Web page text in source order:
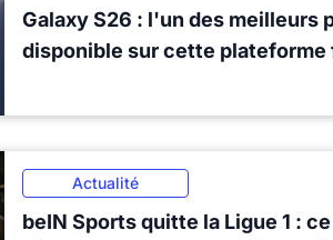
Galaxy S26 : l'un des meilleurs
disponible sur cette plateforme
Actualité
beIN Sports quitte la Ligue 1 :